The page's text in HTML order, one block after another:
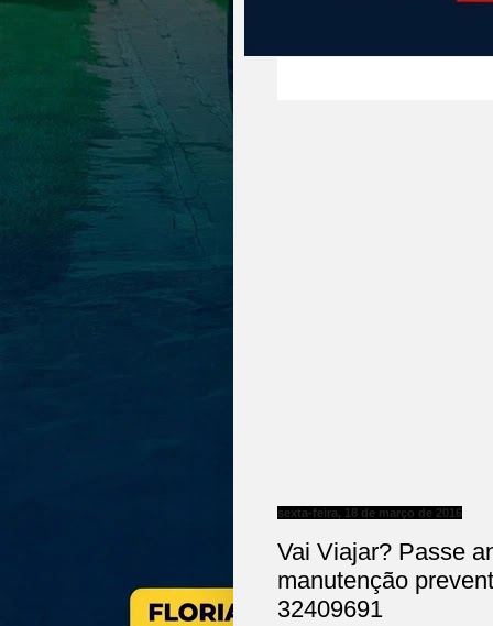
sexta-feira, 18 de março de 2016
Vai Viajar? Passe
manutenção
32409691